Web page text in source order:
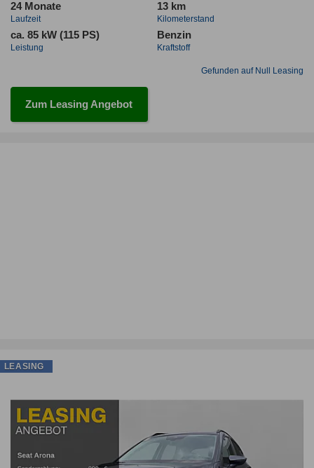
24 Monate
Laufzeit
13 km
Kilometerstand
ca. 85 kW (115 PS)
Leistung
Benzin
Kraftstoff
Gefunden auf Null Leasing
Zum Leasing Angebot
LEASING